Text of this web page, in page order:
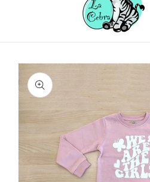
directamente
información
del producto